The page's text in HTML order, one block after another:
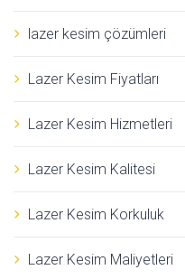
lazer kesim çözümleri
Lazer Kesim Fiyatları
Lazer Kesim Hizmetleri
Lazer Kesim Kalitesi
Lazer Kesim Korkuluk
Lazer Kesim Maliyetleri